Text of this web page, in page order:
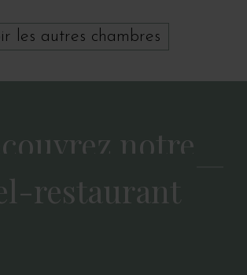
les autres chambres
notre
restaurant